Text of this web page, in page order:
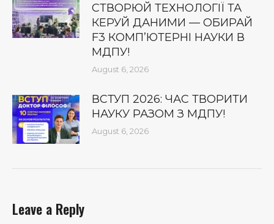
СТВОРЮЙ ТЕХНОЛОГІЇ ТА
КЕРУЙ ДАНИМИ — ОБИРАЙ
F3 КОМП’ЮТЕРНІ НАУКИ В
МДПУ!
August 6, 2026
ВСТУП 2026: ЧАС ТВОРИТИ
НАУКУ РАЗОМ З МДПУ!
August 6, 2026
Leave a Reply